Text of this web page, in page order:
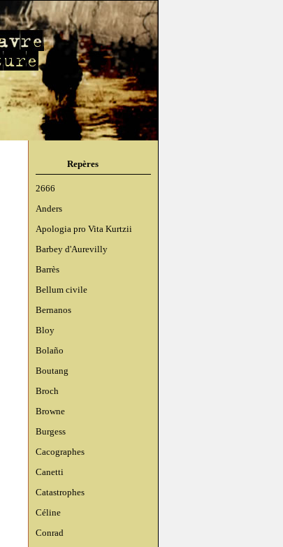
Repères
2666
Anders
Apologia pro Vita Kurtzii
Barbey d'Aurevilly
Barrès
Bellum civile
Bernanos
Bloy
Bolaño
Boutang
Broch
Browne
Burgess
Cacographes
Canetti
Catastrophes
Céline
Conrad